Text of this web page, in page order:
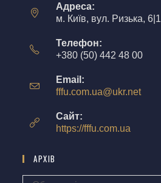
Адреса:
м. Київ, вул. Ризька, 6|1
Телефон:
+380 (50) 442 48 00
Email:
fffu.com.ua@ukr.net
Сайт:
https://fffu.com.ua
АРХІВ